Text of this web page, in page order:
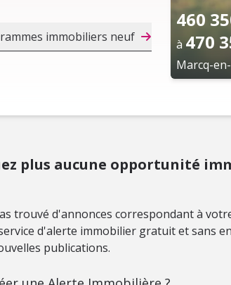
immobiliers neuf
460
à 470
Marcq-
plus aucune opportunité
trouvé d'annonces correspondant à
d'alerte immobilier gratuit et sans
publications.